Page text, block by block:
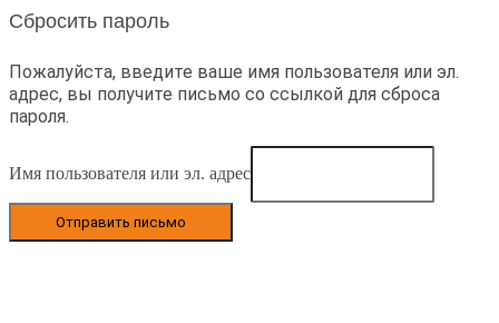
Сбросить пароль
Пожалуйста, введите ваше имя пользователя или эл.
адрес, вы получите письмо со ссылкой для сброса
пароля.
Имя пользователя или эл. адрес
Отправить письмо